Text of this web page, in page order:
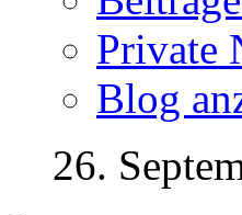
Private
Blog
26.